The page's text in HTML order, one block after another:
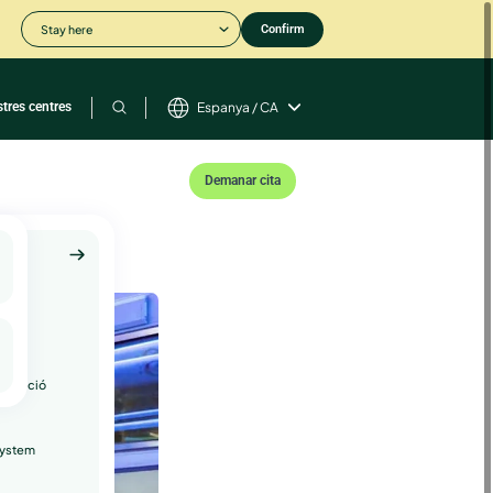
Stay here Confirm
Demanar cita
centres Espanya / CA